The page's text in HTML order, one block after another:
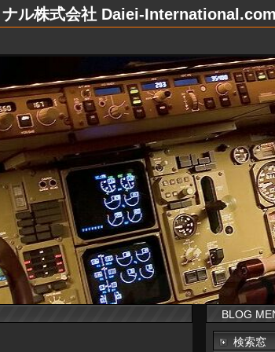
ル株式会社 Daiei-
BLOG
検索窓